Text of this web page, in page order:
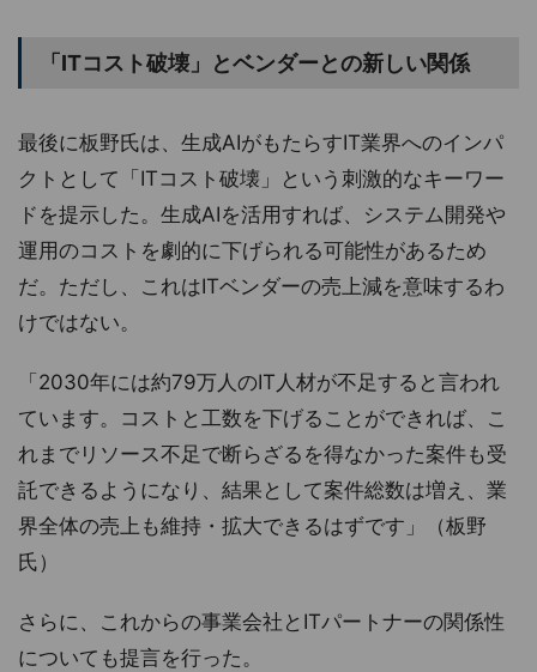
「ITコスト破壊」とベンダーとの新しい関係
最後に板野氏は、生成AIがもたらすIT業界へのインパ
クトとして「ITコスト破壊」という刺激的なキーワー
ドを提示した。生成AIを活用すれば、システム開発や
運用のコストを劇的に下げられる可能性があるため
だ。ただし、これはITベンダーの売上減を意味するわ
けではない。
「2030年には約79万人のIT人材が不足すると言われ
ています。コストと工数を下げることができれば、こ
れまでリソース不足で断らざるを得なかった案件も受
託できるようになり、結果として案件総数は増え、業
界全体の売上も維持・拡大できるはずです」（板野
氏）
さらに、これからの事業会社とITパートナーの関係性
についても提言を行った。